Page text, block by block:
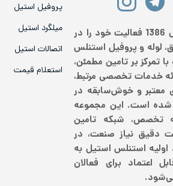
استیل رخ از سال 1386 فعالیت خود را در
لوله و پروفیل استنلس
تمرکز بر تامین مطمئن،
خدمات تخصصی مرتبط،
معتبر و خوش‌سابقه در
شده است. این مجموعه
به تخصص، شبکه تامین
دقیق نیاز صنعت، در
اولیه استنلس استیل به
اعتماد برای فعالان
پروفیل استیل
میلگرد استیل
اتصالات استیل
استعلام قیمت